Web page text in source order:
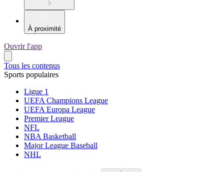
À proximité
Ouvrir l'app
Tous les contenus
Sports populaires
Ligue 1
UEFA Champions League
UEFA Europa League
Premier League
NFL
NBA Basketball
Major League Baseball
NHL